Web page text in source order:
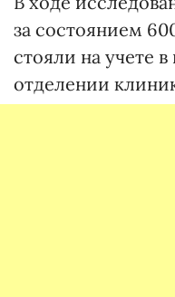
за состоянием
стояли на учете
отделении